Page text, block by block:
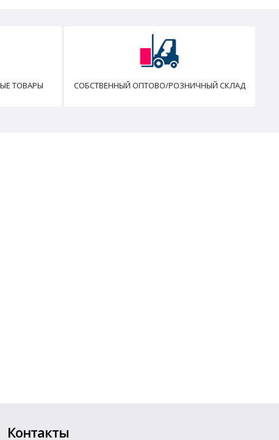
ТОВАРЫ СОБСТВЕННЫЙ ОПТОВО/РОЗНИЧНЫЙ СКЛАД
Контакты